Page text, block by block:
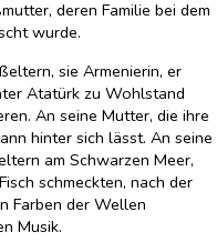
deren Familie bei dem
wurde.
sie Armenierin, er
Atatürk zu Wohlstand
An seine Mutter, die ihre
hinter sich lässt. An seine
am Schwarzen Meer,
schmeckten, nach der
Farben der Wellen
Musik.